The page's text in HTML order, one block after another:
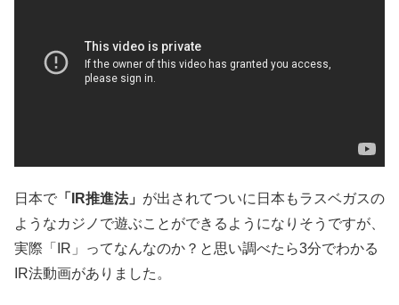
日本で 「IR推進法」 が出されてついに日本もラスベガスの
ようなカジノで遊ぶことができるようになりそうですが、
実際「IR」ってなんなのか？と思い調べたら3分でわかる
IR法動画がありました。